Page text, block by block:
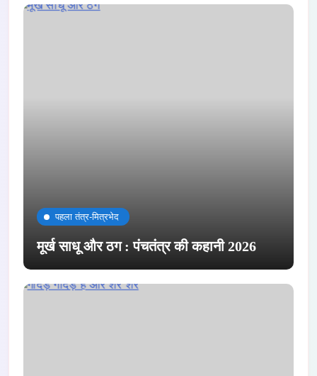
पहला तंत्र-मित्रभेद
मूर्ख साधू और ठग : पंचतंत्र की कहानी 2026